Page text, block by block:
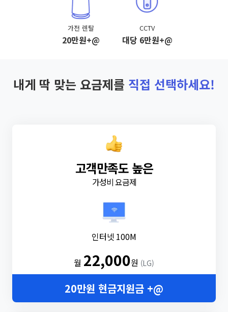
가전 렌탈
20만원+@
CCTV
대당 6만원+@
내게 딱 맞는 요금제를 직접 선택하세요!
고객만족도 높은
가성비 요금제
인터넷 100M
월 22,000원 (LG)
20만원 현금지원금 +@